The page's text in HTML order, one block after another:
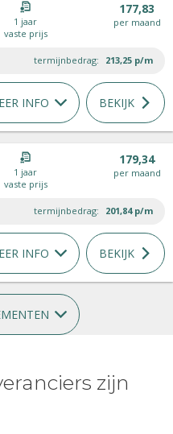
1 jaar
vaste prijs
177,83
per maand
termijnbedrag: 213,25 p/m
INFO BEKIJK
1 jaar
vaste prijs
179,34
per maand
termijnbedrag: 201,84 p/m
INFO BEKIJK
zijn